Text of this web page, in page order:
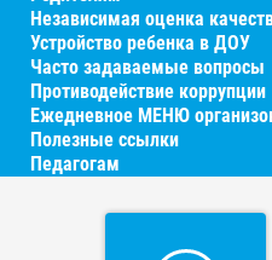
Независимая оценка
Устройство ребенка в ДОУ
Часто задаваемые вопросы
Противодействие коррупции
Ежедневное МЕНЮ
Полезные ссылки
Педагогам